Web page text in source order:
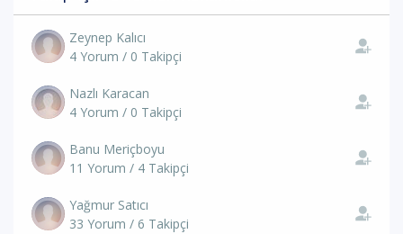
Zeynep Kalıcı
4 Yorum / 0 Takipçi
Nazlı Karacan
4 Yorum / 0 Takipçi
Banu Meriçboyu
11 Yorum / 4 Takipçi
Yağmur Satıcı
33 Yorum / 6 Takipçi